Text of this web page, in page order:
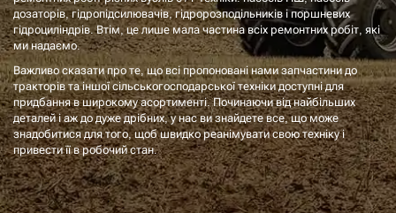
дозаторів, гідропідсилювачів, гідророзподільників і поршневих
гідроциліндрів. Втім, це лише мала частина всіх ремонтних робіт, які
ми надаємо.
Важливо сказати про те, що всі пропоновані нами запчастини до
тракторів та іншої сільськогосподарської техніки доступні для
придбання в широкому асортименті. Починаючи від найбільших
деталей і аж до дуже дрібних, у нас ви знайдете все, що може
знадобитися для того, щоб швидко реанімувати свою техніку і
привести її в робочий стан.